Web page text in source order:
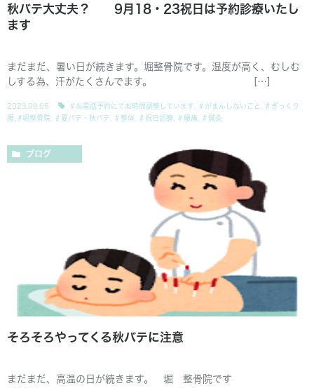
秋バテ大丈夫？ 9月18・23祝日は予約診療いたし
ます
まだまだ、暑い日が続きます。堀整骨院です。湿度が高く、むしむ
しする為、汗がたくさんでます。 […]
2023.09.05 ＃お電話予約にてお時間調整しています ＃がまんしないこと
＃ぎっくり
腰 #堀整骨院 ＃夏バテ・秋バテ ＃整体 ＃祝日診療 ＃腰痛 ＃鍼灸
ブログ
そろそろやってくる秋バテに注意
まだまだ、高温の日が続きます。 堀 整骨院です